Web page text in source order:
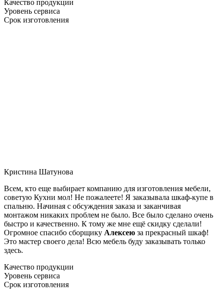
Качество продукции
Уровень сервиса
Срок изготовления
Кристина Шатунова
Всем, кто еще выбирает компанию для изготовления мебели,
советую Кухни мол! Не пожалеете! Я заказывала шкаф-купе в
спальню. Начиная с обсуждения заказа и заканчивая
монтажом никаких проблем не было. Все было сделано очень
быстро и качественно. К тому же мне ещё скидку сделали!
Огромное спасибо сборщику Алексею за прекрасный шкаф!
Это мастер своего дела! Всю мебель буду заказывать только
здесь.
Качество продукции
Уровень сервиса
Срок изготовления